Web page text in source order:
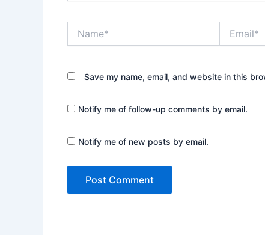
Save my name, email, and website in this
Notify me of follow-up comments by email.
Notify me of new posts by email.